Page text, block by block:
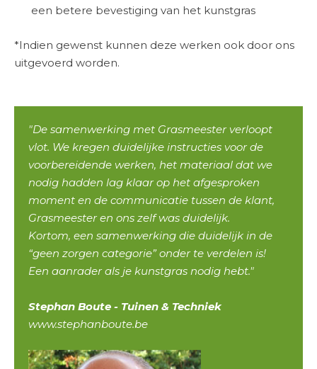
een betere bevestiging van het kunstgras
*Indien gewenst kunnen deze werken ook door ons
uitgevoerd worden.
"De samenwerking met Grasmeester verloopt
vlot. We kregen duidelijke instructies voor de
voorbereidende werken, het materiaal dat we
nodig hadden lag klaar op het afgesproken
moment en de communicatie tussen de klant,
Grasmeester en ons zelf was duidelijk.
Kortom, een samenwerking die duidelijk in de
“geen zorgen categorie” onder te verdelen is!
Een aanrader als je kunstgras nodig hebt."
Stephan Boute - Tuinen & Techniek
www.stephanboute.be